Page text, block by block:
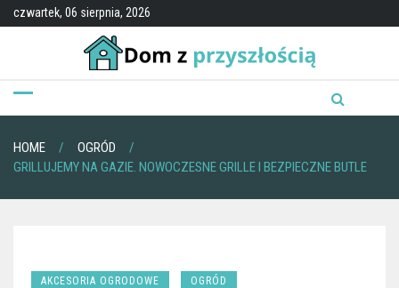
czwartek, 06 sierpnia, 2026
HOME
OGRÓD
GRILLUJEMY NA GAZIE. NOWOCZESNE GRILLE I BEZPIECZNE BUTLE
AKCESORIA OGRODOWE OGRÓD